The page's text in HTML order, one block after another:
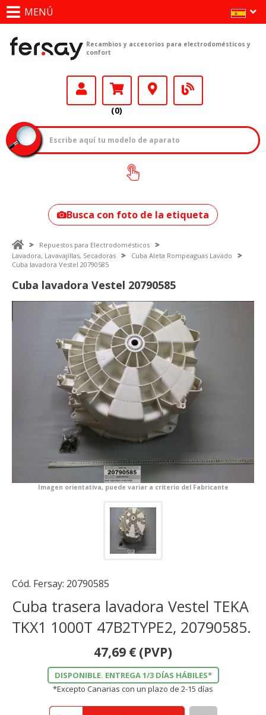
MENÚ
Recambios y accesorios para electrodomésticos y
confort
(0)
¿Cómo encontrar
tu modelo?
Busca con foto de la etiqueta
Repuestos para Electrodomésticos
Lavadora, Lavavajillas, Secadoras
Cuba Aleta Rompeaguas Lavado
Cuba lavadora Vestel 20790585
Cuba lavadora Vestel 20790585
Imagen orientativa, puede variar a criterio del Fabricante
Cód. Fersay: 20790585
Cuba trasera lavadora Vestel TEKA
TKX1 1000T 47B2TYPE2, 20790585.
47,69 € (PVP)
DISPONIBLE. ENTREGA 1/3 DÍAS HÁBILES*
*Excepto Canarias con un plazo de 2-15 días